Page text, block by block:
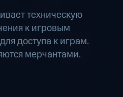
техническую
к игровым
доступа к играм.
мерчантами.